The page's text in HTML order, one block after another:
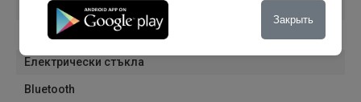
Навигация
Тонирани стъкла
Електрически стъкла
Bluetooth
Закрыть